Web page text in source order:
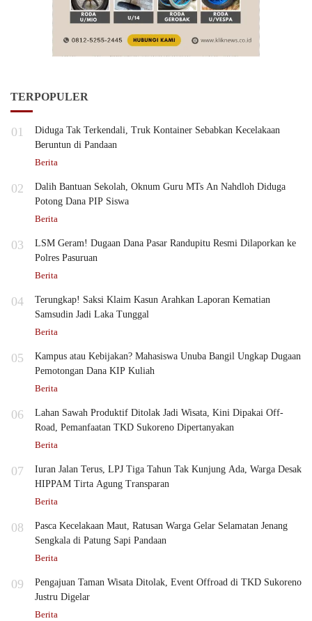
TERPOPULER
01
Diduga Tak Terkendali, Truk Kontainer Sebabkan Kecelakaan
Beruntun di Pandaan
Berita
02
Dalih Bantuan Sekolah, Oknum Guru MTs An Nahdloh Diduga
Potong Dana PIP Siswa
Berita
03
LSM Geram! Dugaan Dana Pasar Randupitu Resmi Dilaporkan ke
Polres Pasuruan
Berita
04
Terungkap! Saksi Klaim Kasun Arahkan Laporan Kematian
Samsudin Jadi Laka Tunggal
Berita
05
Kampus atau Kebijakan? Mahasiswa Unuba Bangil Ungkap Dugaan
Pemotongan Dana KIP Kuliah
Berita
06
Lahan Sawah Produktif Ditolak Jadi Wisata, Kini Dipakai Off-
Road, Pemanfaatan TKD Sukoreno Dipertanyakan
Berita
07
Iuran Jalan Terus, LPJ Tiga Tahun Tak Kunjung Ada, Warga Desak
HIPPAM Tirta Agung Transparan
Berita
08
Pasca Kecelakaan Maut, Ratusan Warga Gelar Selamatan Jenang
Sengkala di Patung Sapi Pandaan
Berita
09
Pengajuan Taman Wisata Ditolak, Event Offroad di TKD Sukoreno
Justru Digelar
Berita